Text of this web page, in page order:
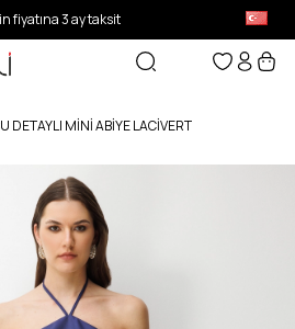
fiyatına 3 ay taksit
DETAYLI MINI ABIYE LACİVERT